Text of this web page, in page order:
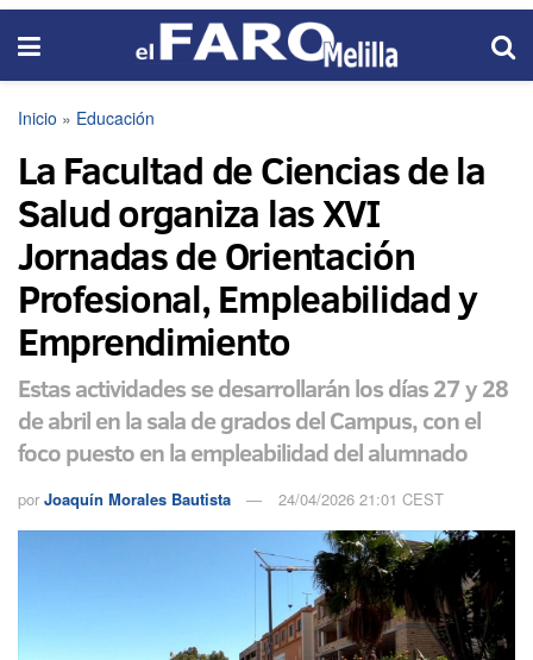
Inicio » Educación
La Facultad de Ciencias de la
Salud organiza las XVI
Jornadas de Orientación
Profesional, Empleabilidad y
Emprendimiento
Estas actividades se desarrollarán los días 27 y 28
de abril en la sala de grados del Campus, con el
foco puesto en la empleabilidad del alumnado
por Joaquín Morales Bautista 24/04/2026 21:01 CEST